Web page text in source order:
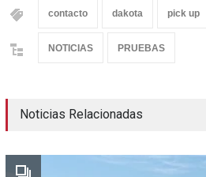
contacto dakota pick up
NOTICIAS PRUEBAS
Noticias Relacionadas